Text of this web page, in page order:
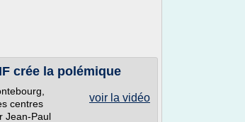
crée la polémique
voir la vidéo
centres
Jean-Paul